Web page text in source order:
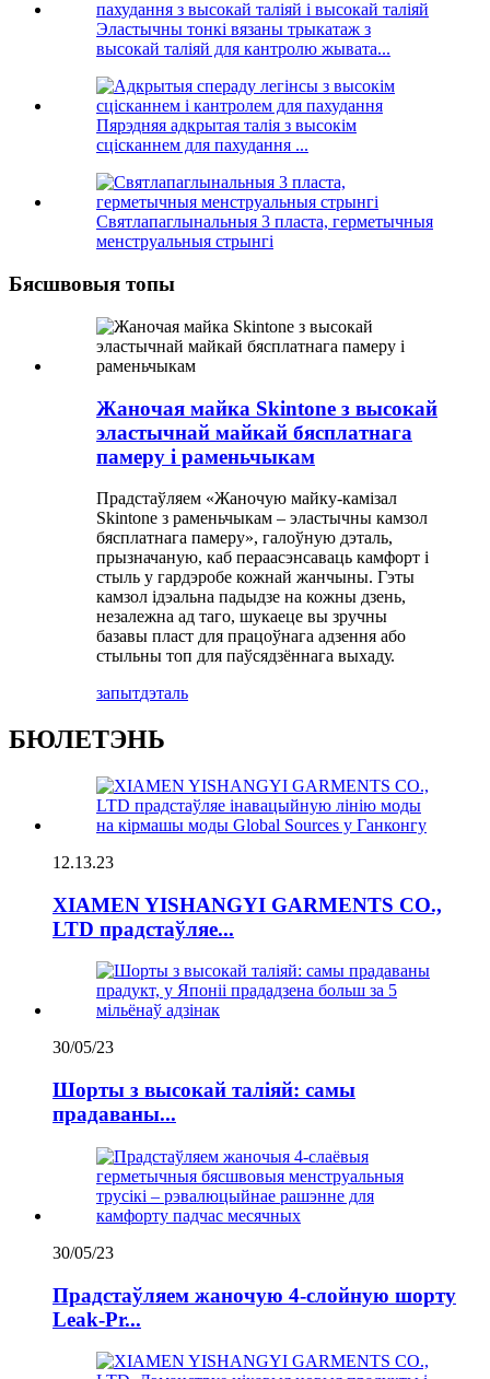
Эластычны тонкі вязаны трыкатаж з
высокай таліяй для кантролю жывата...
Пярэдняя адкрытая талія з высокім
сцісканнем для пахудання ...
Святлапаглынальныя 3 пласта, герметычныя
менструальныя стрынгі
Бясшвовыя топы
Жаночая майка Skintone з высокай
эластычнай майкай бясплатнага
памеру і раменьчыкам
Прадстаўляем «Жаночую майку-камізал
Skintone з раменьчыкам – эластычны камзол
бясплатнага памеру», галоўную дэталь,
прызначаную, каб пераасэнсаваць камфорт і
стыль у гардэробе кожнай жанчыны. Гэты
камзол ідэальна падыдзе на кожны дзень,
незалежна ад таго, шукаеце вы зручны
базавы пласт для працоўнага адзення або
стыльны топ для паўсядзённага выхаду.
запытдэталь
БЮЛЕТЭНЬ
12.13.23
XIAMEN YISHANGYI GARMENTS CO.,
LTD прадстаўляе...
30/05/23
Шорты з высокай таліяй: самы
прадаваны...
30/05/23
Прадстаўляем жаночую 4-слойную шорту
Leak-Pr...